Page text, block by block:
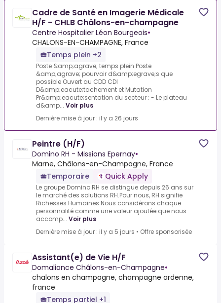
Cadre de Santé en Imagerie Médicale
H/F - CHLB Châlons-en-champagne
Centre Hospitalier Léon Bourgeois•
CHALONS-EN-CHAMPAGNE, France
Temps plein +2
Poste &amp;agrave; temps plein Poste
&amp;agrave; pourvoir d&amp;egrave;s que
possible Ouvert au CDD CDI
D&amp;eacute;tachement et Mutation
Pr&amp;eacute;sentation du secteur : - Le plateau
d&amp... Voir plus
Dernière mise à jour : il y a 26 jours
Peintre (H/F)
Domino RH - Missions Epernay•
Marne, Châlons-en-Champagne, France
Temporaire
Quick Apply
Le groupe Domino RH se distingue depuis 26 ans sur
le marché des solutions RH.Pour nous, RH signifie
Richesses Humaines.Nous considérons chaque
personnalité comme une valeur ajoutée que nous
accomp... Voir plus
Dernière mise à jour : il y a 5 jours • Offre sponsorisée
Assistant(e) de Vie H/F
Domaliance Châlons-en-Champagne•
chalons en champagne, champagne ardenne,
france
Temps partiel +1